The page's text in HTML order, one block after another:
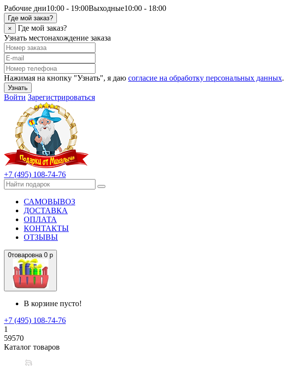
Рабочие дни10:00 - 19:00Выходные10:00 - 18:00
Где мой заказ?
×
Где мой заказ?
Узнать местонахождение заказа
Нажимая на кнопку "Узнать", я даю согласие на обработку персональных данных.
Узнать
Войти Зарегистрироваться
+7 (495) 108-74-76
САМОВЫВОЗ
ДОСТАВКА
ОПЛАТА
КОНТАКТЫ
ОТЗЫВЫ
0товаровна 0 р
В корзине пусто!
+7 (495) 108-74-76
1
59570
Каталог товаров